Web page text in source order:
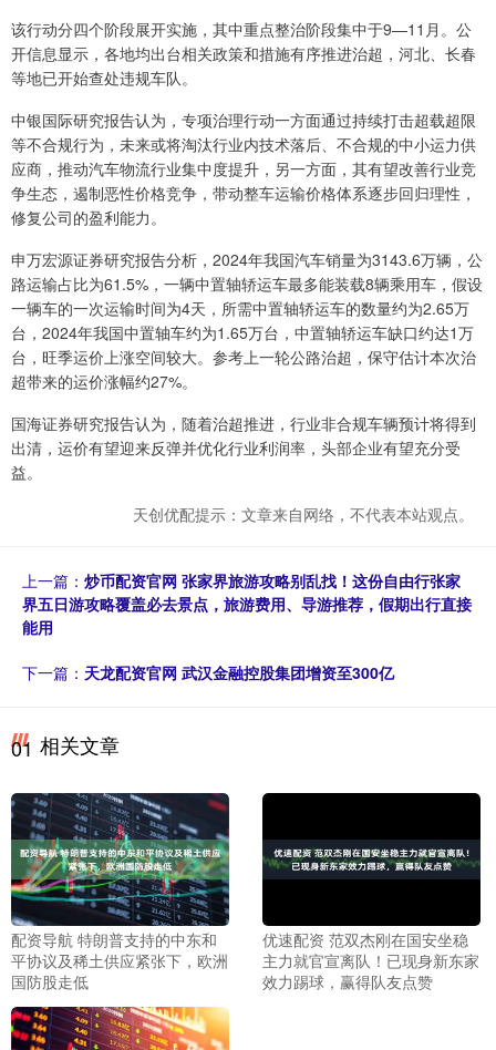
该行动分四个阶段展开实施，其中重点整治阶段集中于9—11月。公
开信息显示，各地均出台相关政策和措施有序推进治超，河北、长春
等地已开始查处违规车队。
中银国际研究报告认为，专项治理行动一方面通过持续打击超载超限
等不合规行为，未来或将淘汰行业内技术落后、不合规的中小运力供
应商，推动汽车物流行业集中度提升，另一方面，其有望改善行业竞
争生态，遏制恶性价格竞争，带动整车运输价格体系逐步回归理性，
修复公司的盈利能力。
申万宏源证券研究报告分析，2024年我国汽车销量为3143.6万辆，公
路运输占比为61.5%，一辆中置轴轿运车最多能装载8辆乘用车，假设
一辆车的一次运输时间为4天，所需中置轴轿运车的数量约为2.65万
台，2024年我国中置轴车约为1.65万台，中置轴轿运车缺口约达1万
台，旺季运价上涨空间较大。参考上一轮公路治超，保守估计本次治
超带来的运价涨幅约27%。
国海证券研究报告认为，随着治超推进，行业非合规车辆预计将得到
出清，运价有望迎来反弹并优化行业利润率，头部企业有望充分受
益。
天创优配提示：文章来自网络，不代表本站观点。
上一篇： 炒币配资官网 张家界旅游攻略别乱找！这份自由行张家
界五日游攻略覆盖必去景点，旅游费用、导游推荐，假期出行直接
能用
下一篇： 天龙配资官网 武汉金融控股集团增资至300亿
01 相关文章
配资导航 特朗普支持的中东和
平协议及稀土供应紧张下，欧洲
国防股走低
优速配资 范双杰刚在国安坐稳
主力就官宣离队！已现身新东家
效力踢球，赢得队友点赞